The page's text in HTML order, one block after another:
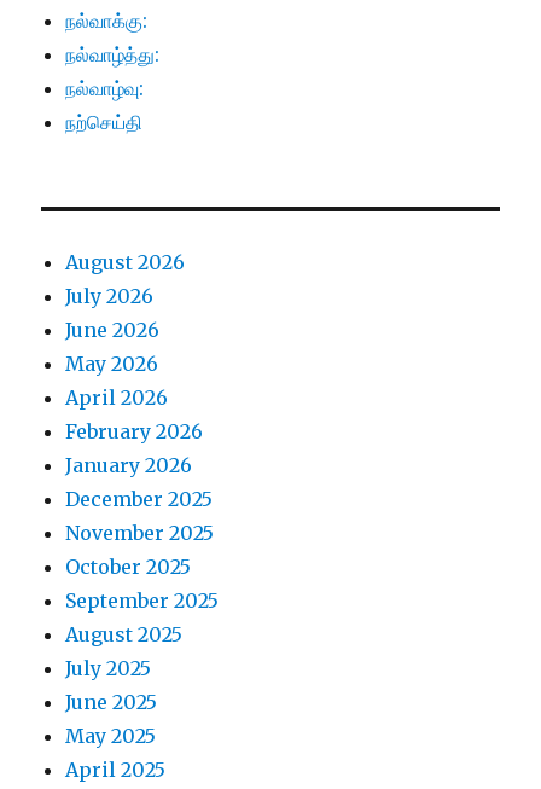
நல்வாக்கு:
நல்வாழ்த்து:
நல்வாழ்வு:
நற்செய்தி
August 2026
July 2026
June 2026
May 2026
April 2026
February 2026
January 2026
December 2025
November 2025
October 2025
September 2025
August 2025
July 2025
June 2025
May 2025
April 2025